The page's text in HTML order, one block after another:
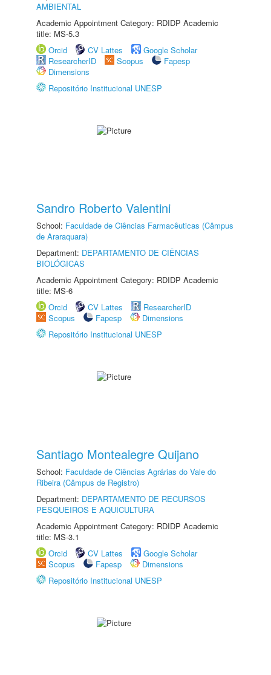
AMBIENTAL
Academic Appointment Category: RDIDP Academic
title: MS-5.3
Orcid
CV Lattes
Google Scholar
ResearcherID
Scopus
Fapesp
Dimensions
Repositório Institucional UNESP
Sandro Roberto Valentini
School: Faculdade de Ciências Farmacêuticas (Câmpus
de Araraquara)
Department: DEPARTAMENTO DE CIÊNCIAS
BIOLÓGICAS
Academic Appointment Category: RDIDP Academic
title: MS-6
Orcid
CV Lattes
ResearcherID
Scopus
Fapesp
Dimensions
Repositório Institucional UNESP
Santiago Montealegre Quijano
School: Faculdade de Ciências Agrárias do Vale do
Ribeira (Câmpus de Registro)
Department: DEPARTAMENTO DE RECURSOS
PESQUEIROS E AQUICULTURA
Academic Appointment Category: RDIDP Academic
title: MS-3.1
Orcid
CV Lattes
Google Scholar
Scopus
Fapesp
Dimensions
Repositório Institucional UNESP